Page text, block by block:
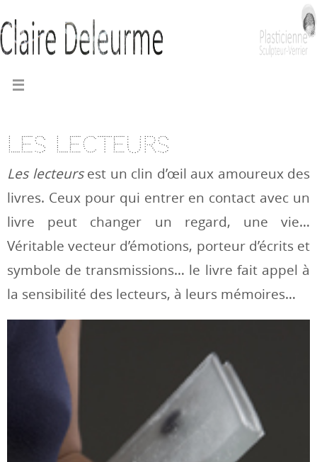
Les lecteurs
Les lecteursest un clin d’œil aux amoureux des
livres. Ceux pour qui entrer en contact avec un
livre peut changer un regard, une vie…
Véritable vecteur d’émotions, porteur d’écrits et
symbole de transmissions… le livre fait appel à
la sensibilité des lecteurs, à leurs mémoires…